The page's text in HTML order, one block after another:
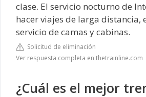
clase. El servicio nocturno de
hacer viajes de larga distancia,
servicio de camas y cabinas.
Solicitud de eliminación
Ver respuesta completa en thetrainline.com
¿Cuál es el mejor